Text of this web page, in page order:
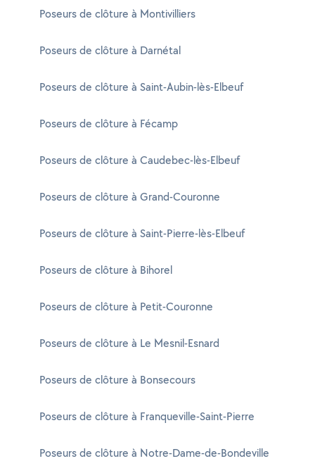
Poseurs de clôture à Montivilliers
Poseurs de clôture à Darnétal
Poseurs de clôture à Saint-Aubin-lès-Elbeuf
Poseurs de clôture à Fécamp
Poseurs de clôture à Caudebec-lès-Elbeuf
Poseurs de clôture à Grand-Couronne
Poseurs de clôture à Saint-Pierre-lès-Elbeuf
Poseurs de clôture à Bihorel
Poseurs de clôture à Petit-Couronne
Poseurs de clôture à Le Mesnil-Esnard
Poseurs de clôture à Bonsecours
Poseurs de clôture à Franqueville-Saint-Pierre
Poseurs de clôture à Notre-Dame-de-Bondeville